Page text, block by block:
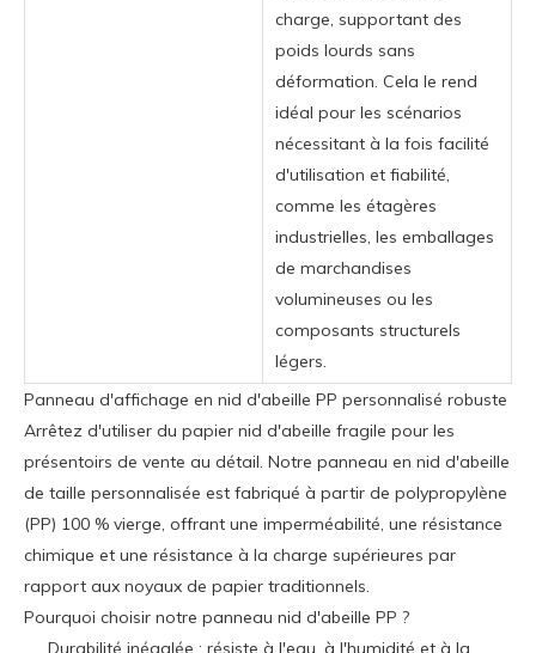
charge, supportant des
poids lourds sans
déformation. Cela le rend
idéal pour les scénarios
nécessitant à la fois facilité
d'utilisation et fiabilité,
comme les étagères
industrielles, les emballages
de marchandises
volumineuses ou les
composants structurels
légers.
Panneau d'affichage en nid d'abeille PP personnalisé robuste
Arrêtez d'utiliser du papier nid d'abeille fragile pour les
présentoirs de vente au détail. Notre panneau en nid d'abeille
de taille personnalisée est fabriqué à partir de polypropylène
(PP) 100 % vierge, offrant une imperméabilité, une résistance
chimique et une résistance à la charge supérieures par
rapport aux noyaux de papier traditionnels.
Pourquoi choisir notre panneau nid d'abeille PP ?
Durabilité inégalée : résiste à l'eau, à l'humidité et à la